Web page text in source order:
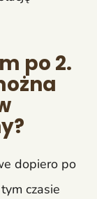
po 2.
dopiero po
czasie